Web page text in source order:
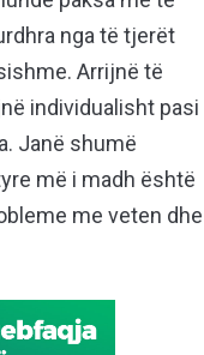
nga të tjerët
Arrijnë të
individualisht pasi
Janë shumë
më i madh është
me veten dhe